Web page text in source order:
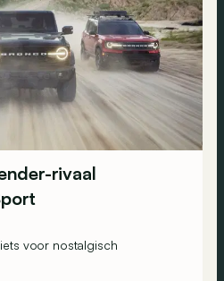
rivaal
voor nostalgisch